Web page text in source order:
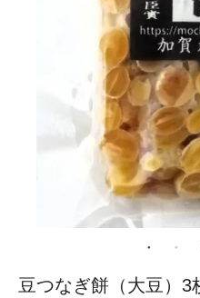
豆つなぎ餅（大豆）3